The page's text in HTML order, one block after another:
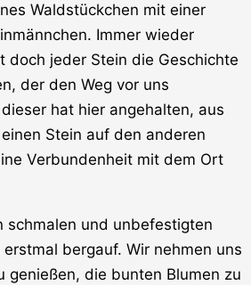
Waldstückchen mit einer
Immer wieder
doch jeder Stein die Geschichte
der den Weg vor uns
hat hier angehalten, aus
Stein auf den anderen
Verbundenheit mit dem Ort
schmalen und unbefestigten
bergauf. Wir nehmen uns
genießen, die bunten Blumen zu